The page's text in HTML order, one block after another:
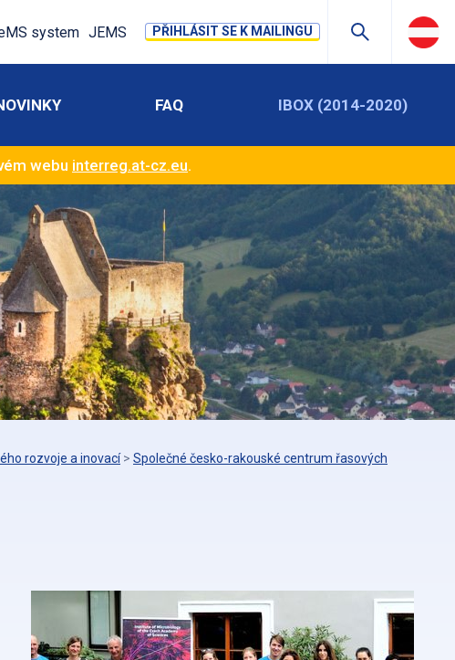
system JEMS PŘIHLÁSIT SE K MAILINGU
FAQ IBOX (2014-2020)
webu interreg.at-cz.eu.
rozvoje a inovací > Společné česko-rakouské centrum řasových